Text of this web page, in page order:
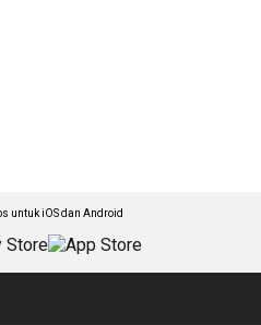
untuk iOS dan Android